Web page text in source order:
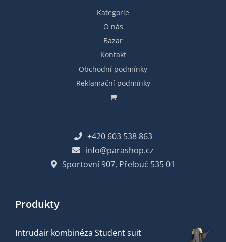
Kategorie
O nás
Bazar
Kontakt
Obchodní podmínky
Reklamační podmínky
+420 603 538 863
info@parashop.cz
Sportovní 907, Přelouč 535 01
Produkty
Intrudair kombinéza Student suit